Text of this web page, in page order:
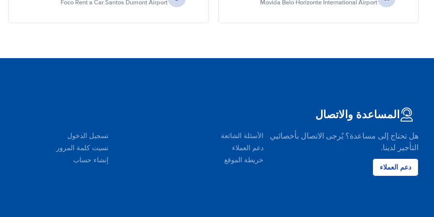
Movida Belo Horizonte International Airport
Foco Rent a Car Santos Dumont Airport
المساعدة والاتصال
هل تحتاج إلى مساعدة؟ يُرجى الاتصال بأخصائيي
التأجير لدينا.
دعم العملاء
الأسئلة الشائعة
دعم العملاء
خريطة الموقع
تسجيل الدخول
نسيت كلمة المرور
إنشاء حساب